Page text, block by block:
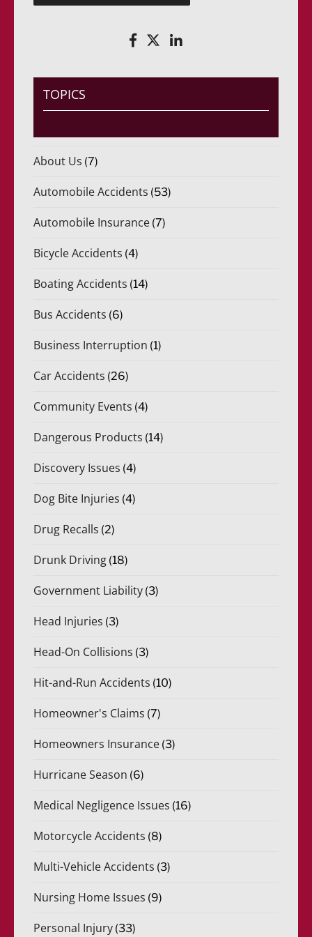
r
*
r
TOPICS
About Us (7)
Automobile Accidents (53)
Automobile Insurance (7)
Bicycle Accidents (4)
Boating Accidents (14)
Bus Accidents (6)
Business Interruption (1)
Car Accidents (26)
Community Events (4)
Dangerous Products (14)
Discovery Issues (4)
Dog Bite Injuries (4)
Drug Recalls (2)
Drunk Driving (18)
Government Liability (3)
Head Injuries (3)
Head-On Collisions (3)
Hit-and-Run Accidents (10)
Homeowner's Claims (7)
Homeowners Insurance (3)
Hurricane Season (6)
Medical Negligence Issues (16)
Motorcycle Accidents (8)
Multi-Vehicle Accidents (3)
Nursing Home Issues (9)
Personal Injury (33)